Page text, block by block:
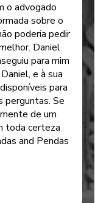
o advogado
sobre o
poderia pedir
Daniel
para mim
e à sua
para
perguntas. Se
de um
toda certeza
and Pendas